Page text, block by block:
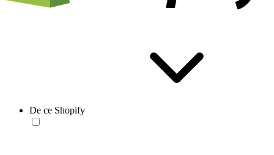
De ce Shopify